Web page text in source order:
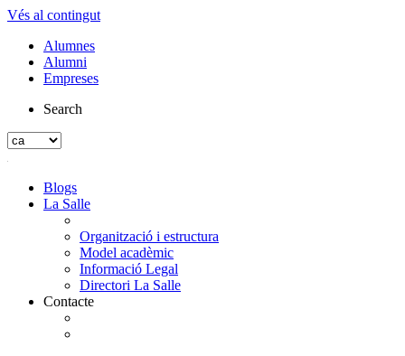
Vés al contingut
Alumnes
Alumni
Empreses
Search
Blogs
La Salle
Organització i estructura
Model acadèmic
Informació Legal
Directori La Salle
Contacte